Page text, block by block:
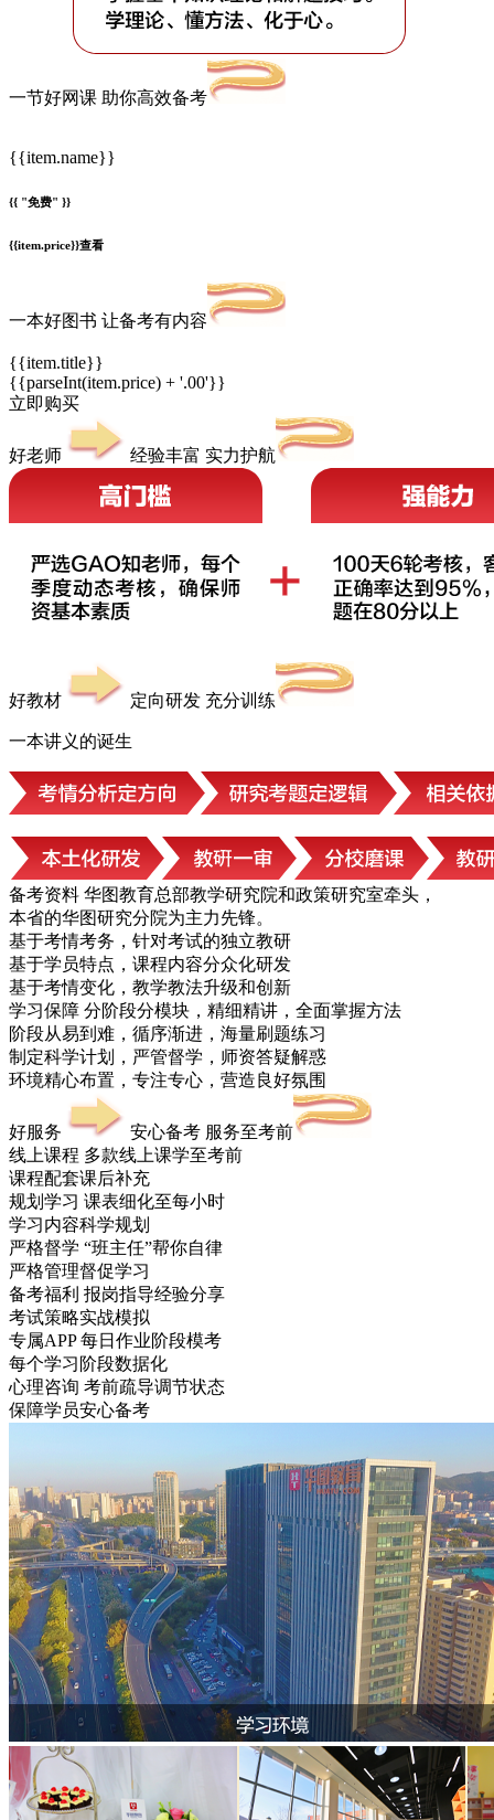
一节好网课 助你高效备考
{{item.name}}
{{ "免费" }}
{{item.price}}查看
一本好图书 让备考有内容
{{item.title}}
{{parseInt(item.price) + '.00'}}
立即购买
好老师 经验丰富 实力护航
好教材 定向研发 充分训练
一本讲义的诞生
备考资料 华图教育总部教学研究院和政策研究室牵头，
本省的华图研究分院为主力先锋。
基于考情考务，针对考试的独立教研
基于学员特点，课程内容分众化研发
基于考情变化，教学教法升级和创新
学习保障 分阶段分模块，精细精讲，全面掌握方法
阶段从易到难，循序渐进，海量刷题练习
制定科学计划，严管督学，师资答疑解惑
环境精心布置，专注专心，营造良好氛围
好服务
安心备考 服务至考前
线上课程 多款线上课学至考前
课程配套课后补充
规划学习 课表细化至每小时
学习内容科学规划
严格督学 “班主任”帮你自律
严格管理督促学习
备考福利 报岗指导经验分享
考试策略实战模拟
专属APP 每日作业阶段模考
每个学习阶段数据化
心理咨询 考前疏导调节状态
保障学员安心备考